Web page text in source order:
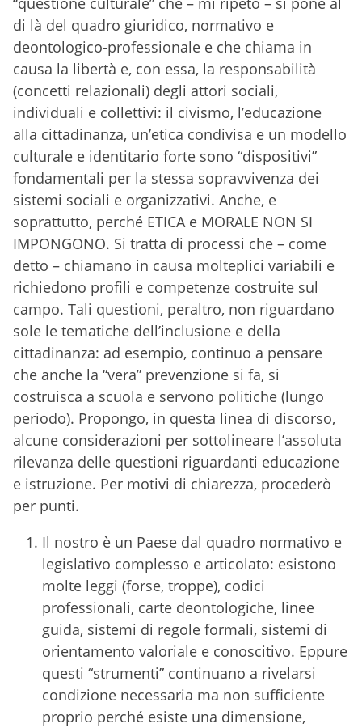
di là del quadro giuridico, normativo e
deontologico-professionale e che chiama in
causa la libertà e, con essa, la responsabilità
(concetti relazionali) degli attori sociali,
individuali e collettivi: il civismo, l’educazione
alla cittadinanza, un’etica condivisa e un modello
culturale e identitario forte sono “dispositivi”
fondamentali per la stessa sopravvivenza dei
sistemi sociali e organizzativi. Anche, e
soprattutto, perché ETICA e MORALE NON SI
IMPONGONO. Si tratta di processi che – come
detto – chiamano in causa molteplici variabili e
richiedono profili e competenze costruite sul
campo. Tali questioni, peraltro, non riguardano
sole le tematiche dell’inclusione e della
cittadinanza: ad esempio, continuo a pensare
che anche la “vera” prevenzione si fa, si
costruisca a scuola e servono politiche (lungo
periodo). Propongo, in questa linea di discorso,
alcune considerazioni per sottolineare l’assoluta
rilevanza delle questioni riguardanti educazione
e istruzione. Per motivi di chiarezza, procederò
per punti.
Il nostro è un Paese dal quadro normativo e
legislativo complesso e articolato: esistono
molte leggi (forse, troppe), codici
professionali, carte deontologiche, linee
guida, sistemi di regole formali, sistemi di
orientamento valoriale e conoscitivo. Eppure
questi “strumenti” continuano a rivelarsi
condizione necessaria ma non sufficiente
proprio perché esiste una dimensione,